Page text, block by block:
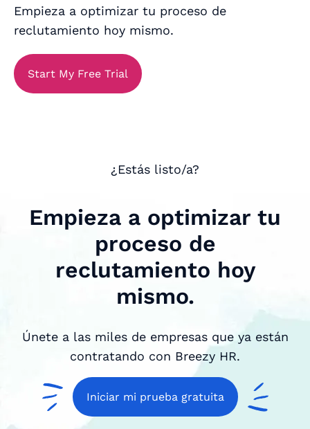
Empieza a optimizar tu proceso de
reclutamiento hoy mismo.
Start My Free Trial
¿Estás listo/a?
Empieza a optimizar tu
proceso de
reclutamiento hoy
mismo.
Únete a las miles de empresas que ya están
contratando con Breezy HR.
Iniciar mi prueba gratuita